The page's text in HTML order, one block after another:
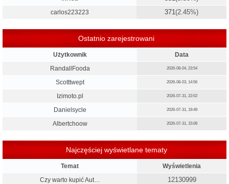
carlos223223 371 (2.45%)
Ostatnio zarejestrowani
Użytkownik
Data
RandallFooda
2026-08-04, 23:54
Scotttwept 2026-08-03, 14:56
Izimoto.pl 2026-07-31, 22:02
Danielsycle 2026-07-31, 19:49
Albertchoow 2026-07-31, 15:08
Najczęściej wyświetlane tematy
Temat
Wyświetlenia
Czy warto kupić Aut…
12130999